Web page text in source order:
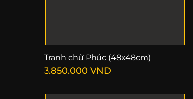
Tranh chữ Phúc (48x48cm)
3.850.000 VND